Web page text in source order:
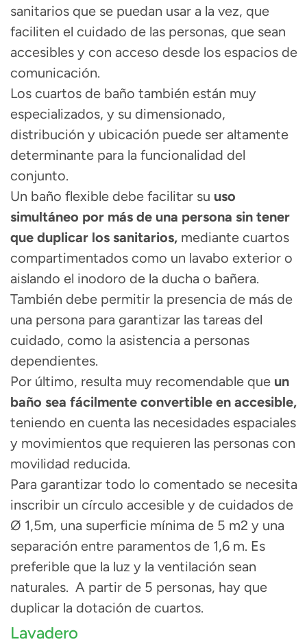
sanitarios que se puedan usar a la vez, que
faciliten el cuidado de las personas, que sean
accesibles y con acceso desde los espacios de
comunicación.
Los cuartos de baño también están muy
especializados, y su dimensionado,
distribución y ubicación puede ser altamente
determinante para la funcionalidad del
conjunto.
Un baño flexible debe facilitar su uso
simultáneo por más de una persona sin tener
que duplicar los sanitarios, mediante cuartos
compartimentados como un lavabo exterior o
aislando el inodoro de la ducha o bañera.
También debe permitir la presencia de más de
una persona para garantizar las tareas del
cuidado, como la asistencia a personas
dependientes.
Por último, resulta muy recomendable que un
baño sea fácilmente convertible en accesible,
teniendo en cuenta las necesidades espaciales
y movimientos que requieren las personas con
movilidad reducida.
Para garantizar todo lo comentado se necesita
inscribir un círculo accesible y de cuidados de
Ø 1,5m, una superficie mínima de 5 m2 y una
separación entre paramentos de 1,6 m. Es
preferible que la luz y la ventilación sean
naturales. A partir de 5 personas, hay que
duplicar la dotación de cuartos.
Lavadero